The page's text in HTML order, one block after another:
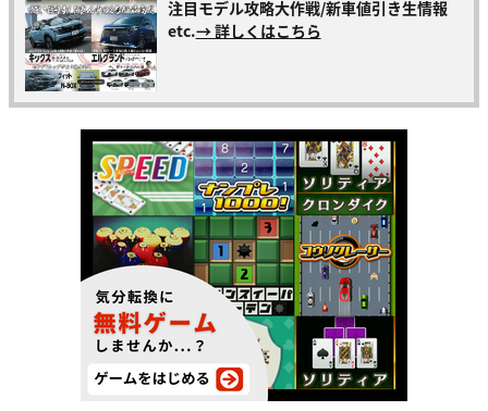
注目モデル攻略大作戦/新車値引き生情報
etc.→ 詳しくはこちら